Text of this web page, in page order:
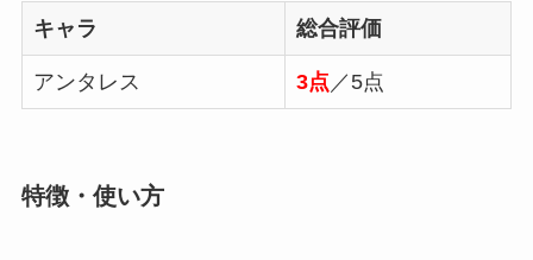
キャラ 総合評価
アンタレス 3点 ／5点
特徴・使い方